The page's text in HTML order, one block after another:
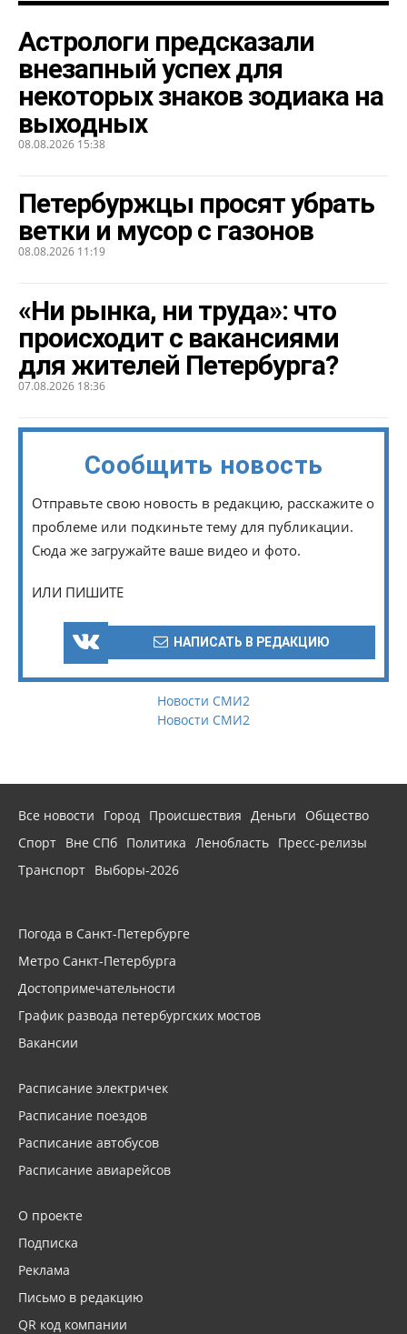
Астрологи предсказали
внезапный успех для
некоторых знаков зодиака на
выходных
08.08.2026 15:38
Петербуржцы просят убрать
ветки и мусор с газонов
08.08.2026 11:19
«Ни рынка, ни труда»: что
происходит с вакансиями
для жителей Петербурга?
07.08.2026 18:36
Сообщить новость
Отправьте свою новость в редакцию, расскажите о
проблеме или подкиньте тему для публикации.
Сюда же загружайте ваше видео и фото.
ИЛИ ПИШИТЕ
НАПИСАТЬ В РЕДАКЦИЮ
Новости СМИ2
Новости СМИ2
Все новости Город Происшествия Деньги
Общество
Спорт Вне СПб Политика Ленобласть Пресс-релизы
Транспорт Выборы-2026
Погода в Санкт-Петербурге
Метро Санкт-Петербурга
Достопримечательности
График развода петербургских мостов
Вакансии
Расписание электричек
Расписание поездов
Расписание автобусов
Расписание авиарейсов
О проекте
Подписка
Реклама
Письмо в редакцию
QR код компании